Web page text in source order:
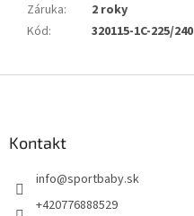
Záruka:
2 roky
Kód: 320115-1С-225/240
Kontakt
info@sportbaby.sk
+420776888529